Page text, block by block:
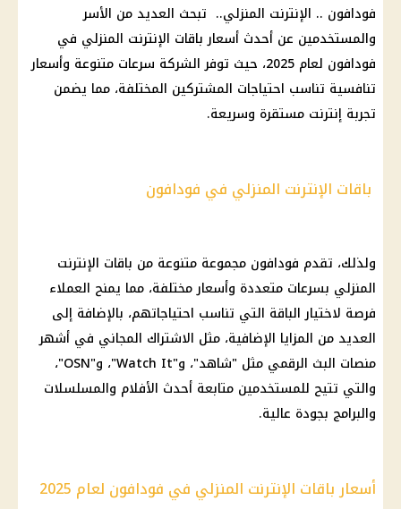
فودافون .. الإنترنت المنزلي.. تبحث العديد من الأسر
والمستخدمين عن أحدث أسعار باقات الإنترنت المنزلي في
فودافون لعام 2025، حيث توفر الشركة سرعات متنوعة وأسعار
تنافسية تناسب احتياجات المشتركين المختلفة، مما يضمن
تجربة إنترنت مستقرة وسريعة.
باقات الإنترنت المنزلي في فودافون
ولذلك، تقدم فودافون مجموعة متنوعة من باقات الإنترنت
المنزلي بسرعات متعددة وأسعار مختلفة، مما يمنح العملاء
فرصة لاختيار الباقة التي تناسب احتياجاتهم، بالإضافة إلى
العديد من المزايا الإضافية، مثل الاشتراك المجاني في أشهر
منصات البث الرقمي مثل "شاهد"، و"Watch It"، و"OSN"،
والتي تتيح للمستخدمين متابعة أحدث الأفلام والمسلسلات
والبرامج بجودة عالية.
أسعار باقات الإنترنت المنزلي في فودافون لعام 2025